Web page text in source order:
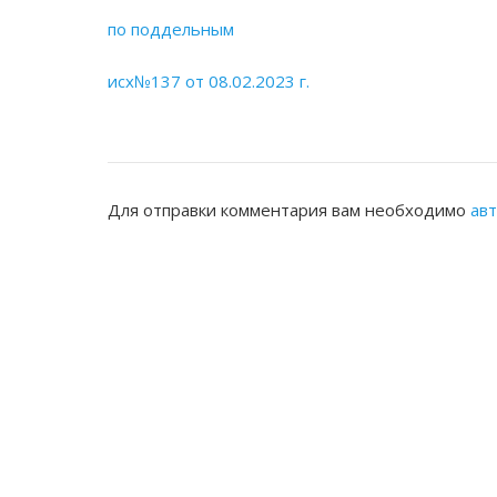
по поддельным
исх№137 от 08.02.2023 г.
Для отправки комментария вам необходимо